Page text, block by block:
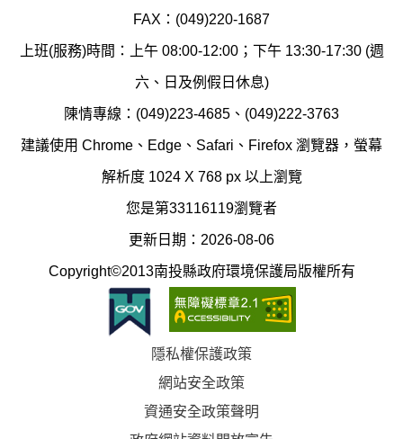
保
局
圖
染
制
科
(南
FAX：(049)220-1687
上班(服務)時間：上午 08:00-12:00；下午 13:30-17:30 (週
六、日及例假日休息)
陳情專線：(049)223-4685、(049)222-3763
建議使用 Chrome、Edge、Safari、Firefox 瀏覽器，螢幕
解析度 1024 X 768 px 以上瀏覽
您是第33116119瀏覽者
更新日期：2026-08-06
Copyright©2013南投縣政府環境保護局版權所有
隱私權保護政策
網站安全政策
資通安全政策聲明